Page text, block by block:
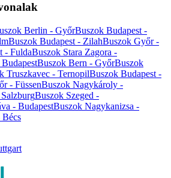
Berlin - GyőrBuszok Budapest -
Buszok Budapest - ZilahBuszok Győr -
- FuldaBuszok Stara Zagora -
Buszok Bern - GyőrBuszok
Truszkavec - TernopilBuszok Budapest -
- FüssenBuszok Nagykároly -
Buszok Szeged -
- BudapestBuszok Nagykanizsa -
Bécs